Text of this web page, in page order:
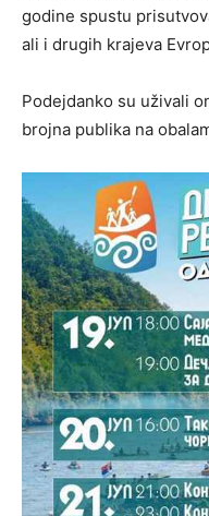
godine spustu
ali i drugih krajeva
Podejdanko su uživali
brojna publika na